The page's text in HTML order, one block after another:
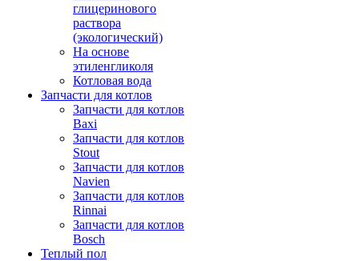
глицеринового
раствора
(экологический)
На основе
этиленгликоля
Котловая вода
Запчасти для котлов
Запчасти для котлов
Baxi
Запчасти для котлов
Stout
Запчасти для котлов
Navien
Запчасти для котлов
Rinnai
Запчасти для котлов
Bosch
Теплый пол